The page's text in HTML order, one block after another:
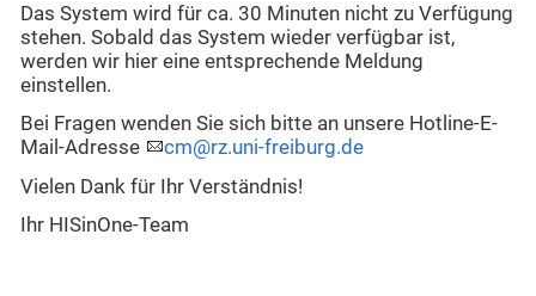
Das System wird für ca. 30 Minuten nicht zu Verfügung
stehen. Sobald das System wieder verfügbar ist,
werden wir hier eine entsprechende Meldung
einstellen.
Bei Fragen wenden Sie sich bitte an unsere Hotline-E-
Mail-Adresse
cm@rz.uni-freiburg.de
Vielen Dank für Ihr Verständnis!
Ihr HISinOne-Team